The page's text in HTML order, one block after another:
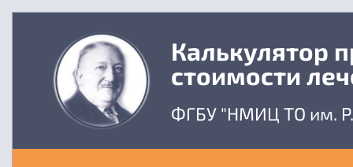
Калькулятор
стоимости
ФГБУ "НМИЦ ТО им.